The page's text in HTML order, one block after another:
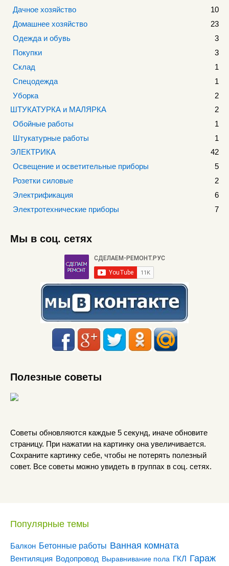
Дачное хозяйство
10
Домашнее хозяйство
23
Одежда и обувь
3
Покупки
3
Склад
1
Спецодежда
1
Уборка
2
ШТУКАТУРКА и МАЛЯРКА
2
Обойные работы
1
Штукатурные работы
1
ЭЛЕКТРИКА
42
Освещение и осветительные приборы
5
Розетки силовые
2
Электрификация
6
Электротехнические приборы
7
Мы в соц. сетях
Полезные советы
Советы обновляются каждые 5 секунд, иначе обновите
страницу. При нажатии на картинку она увеличивается.
Сохраните картинку себе, чтобы не потерять полезный
совет. Все советы можно увидеть в группах в соц. сетях.
Популярные темы
Балкон Бетонные работы Ванная комната
Вентиляция Водопровод Выравнивание пола ГКЛ Гараж